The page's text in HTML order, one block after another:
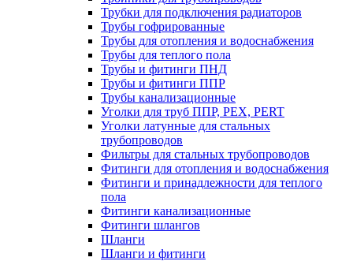
Трубки для подключения радиаторов
Трубы гофрированные
Трубы для отопления и водоснабжения
Трубы для теплого пола
Трубы и фитинги ПНД
Трубы и фитинги ППР
Трубы канализационные
Уголки для труб ППР, PEX, PERT
Уголки латунные для стальных
трубопроводов
Фильтры для стальных трубопроводов
Фитинги для отопления и водоснабжения
Фитинги и принадлежности для теплого
пола
Фитинги канализационные
Фитинги шлангов
Шланги
Шланги и фитинги